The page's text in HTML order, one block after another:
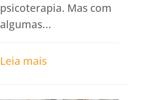
psicoterapia. Mas com
algumas...
Leia mais